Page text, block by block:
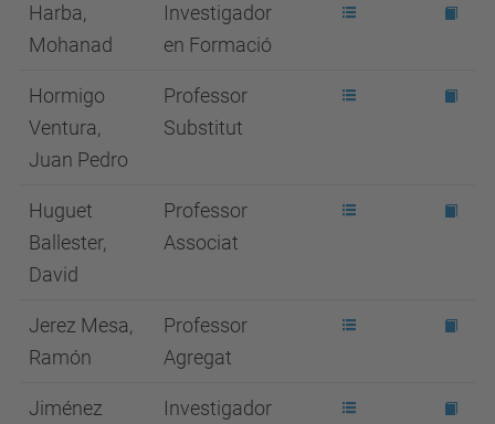
Harba,
Mohanad
Investigador
en Formació
Hormigo
Ventura,
Juan Pedro
Professor
Substitut
Huguet
Ballester,
David
Professor
Associat
Jerez Mesa,
Ramón
Professor
Agregat
Jiménez
Investigador